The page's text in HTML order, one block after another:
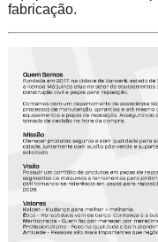
fabricação.